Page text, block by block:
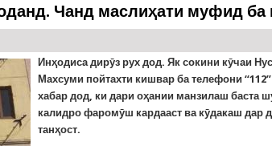
Чанд маслиҳати муфид ба
Инҳодиса дирӯз рух дод. Як сокини кӯчаи
Махсуми пойтахти кишвар ба телефони “112”
хабар дод, ки дари оҳании манзилаш баста
калидро фаромӯш кардааст ва кӯдакаш дар
танҳост.